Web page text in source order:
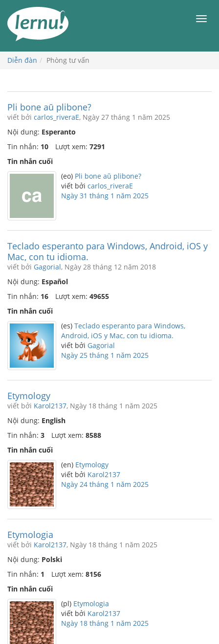
đến
phần
dung
Diễn đàn Phòng tư vấn
Pli bone aŭ plibone?
viết bởi carlos_riveraE, Ngày 27 tháng 1 năm 2025
Nội dung: Esperanto
Tin nhắn: 10 Lượt xem: 7291
Tin nhắn cuối
(eo) Pli bone aŭ plibone?
viết bởi carlos_riveraE
Ngày 31 tháng 1 năm 2025
Teclado esperanto para Windows, Android, iOS y
Mac, con tu idioma.
viết bởi Gagorial, Ngày 28 tháng 12 năm 2018
Nội dung: Español
Tin nhắn: 16 Lượt xem: 49655
Tin nhắn cuối
(es) Teclado esperanto para Windows,
Android, iOS y Mac, con tu idioma.
viết bởi Gagorial
Ngày 25 tháng 1 năm 2025
Etymology
viết bởi Karol2137, Ngày 18 tháng 1 năm 2025
Nội dung: English
Tin nhắn: 3 Lượt xem: 8588
Tin nhắn cuối
(en) Etymology
viết bởi Karol2137
Ngày 24 tháng 1 năm 2025
Etymologia
viết bởi Karol2137, Ngày 18 tháng 1 năm 2025
Nội dung: Polski
Tin nhắn: 1 Lượt xem: 8156
Tin nhắn cuối
(pl) Etymologia
viết bởi Karol2137
Ngày 18 tháng 1 năm 2025